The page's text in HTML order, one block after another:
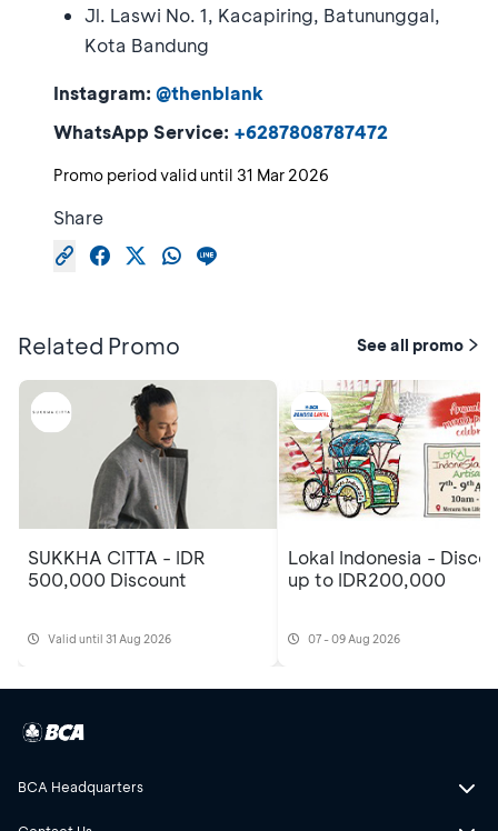
Jl. Laswi No. 1, Kacapiring, Batununggal,
Kota Bandung
Instagram: @thenblank
WhatsApp Service: +6287808787472
Promo period valid until 31 Mar 2026
Share
Related Promo See all promo
SUKKHA CITTA - IDR
500,000 Discount
Valid until 31 Aug 2026
Lokal Indonesia -
up to IDR200,000
07 - 09 Aug 2026
BCA Headquarters